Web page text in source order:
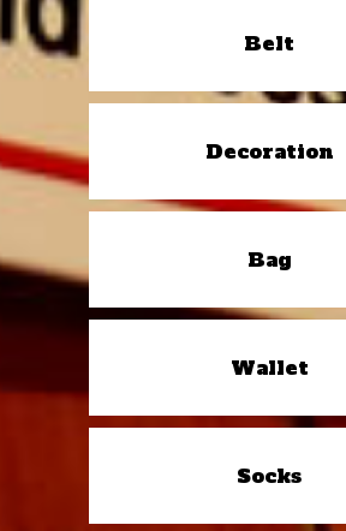
Belt
Decoration
Bag
Wallet
Socks